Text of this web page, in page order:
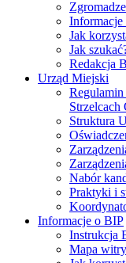
Informacje
Jak
Jak
Redakcja
Urząd Miejski
Strzelcach
Struktura
Nabór
Praktyki i
Informacje o BIP
Instrukcja
Mapa